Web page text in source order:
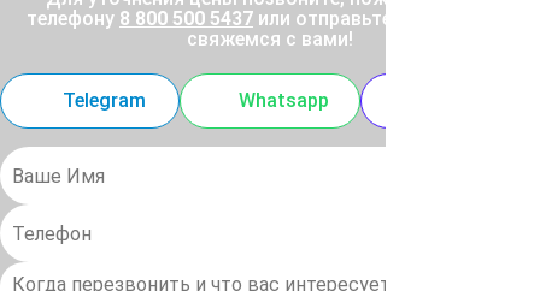
телефону 8 800 500 5437 или отправьте заявку, и мы
свяжемся с вами!
Telegram Whatsapp